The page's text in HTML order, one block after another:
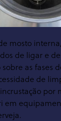
mosto
de ligar e
as fases
de
por
em